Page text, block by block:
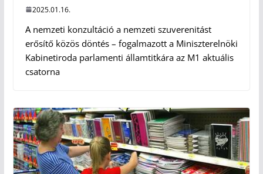
2025.01.16.
A nemzeti konzultáció a nemzeti szuverenitást
erősítő közös döntés – fogalmazott a Miniszterelnöki
Kabinetiroda parlamenti államtitkára az M1 aktuális
csatorna